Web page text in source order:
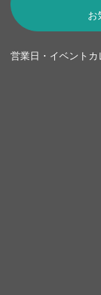
お
営業日・イベントカ